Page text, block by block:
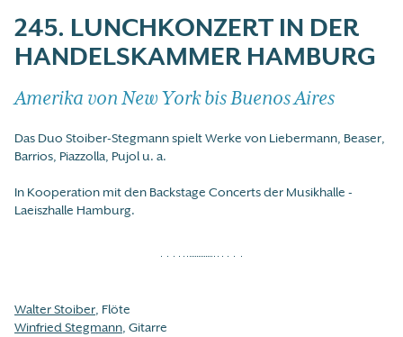
245. LUNCHKONZERT IN DER
HANDELSKAMMER HAMBURG
Amerika von New York bis Buenos Aires
Das Duo Stoiber-Stegmann spielt Werke von Liebermann, Beaser,
Barrios, Piazzolla, Pujol u. a.
In Kooperation mit den Backstage Concerts der Musikhalle -
Laeiszhalle Hamburg.
Walter Stoiber, Flöte
Winfried Stegmann, Gitarre